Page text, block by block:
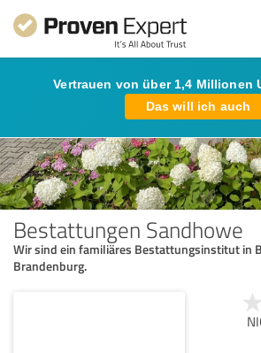
Vertrauen von über 1,4 Millionen
Das will ich auch
Bestattungen Sandhowe
Wir sind ein familiäres Bestattungsinstitut in
Brandenburg.